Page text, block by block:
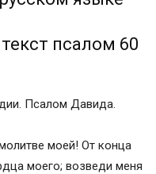
псалом 60
Псалом Давида.
моей! От конца
моего; возведи меня